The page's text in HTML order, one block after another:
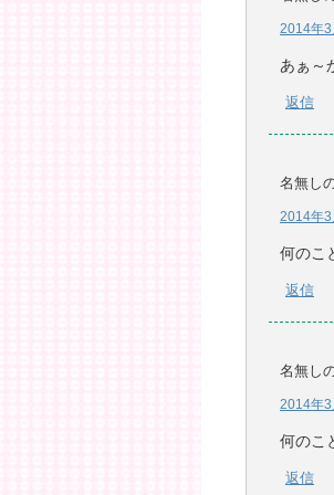
2014年3
あぁ～
返信
名無し
2014年3
何のこ
返信
名無し
2014年3
何のこ
返信